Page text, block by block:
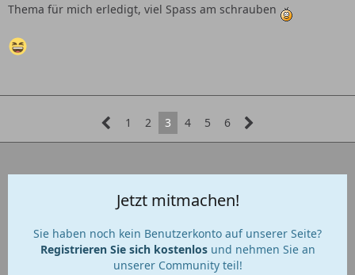
Thema für mich erledigt, viel Spass am schrauben
1 2 3 4 5 6
Jetzt mitmachen!
Sie haben noch kein Benutzerkonto auf unserer Seite?
Registrieren Sie sich kostenlosund nehmen Sie an
unserer Community teil!